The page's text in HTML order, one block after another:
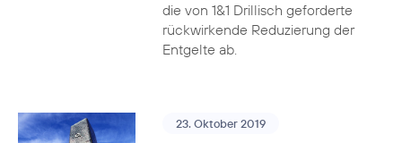
die von 1&1 Drillisch geforderte
rückwirkende Reduzierung der
Entgelte ab.
23. Oktober 2019